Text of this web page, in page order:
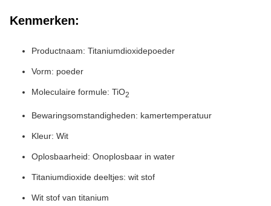
Kenmerken:
Productnaam: Titaniumdioxidepoeder
Vorm: poeder
Moleculaire formule: TiO2
Bewaringsomstandigheden: kamertemperatuur
Kleur: Wit
Oplosbaarheid: Onoplosbaar in water
Titaniumdioxide deeltjes: wit stof
Wit stof van titanium